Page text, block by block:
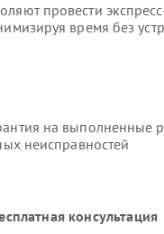
провести
время без
на выполненные
неисправностей
консультация